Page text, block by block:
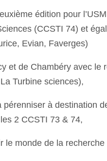
édition pour
(CCSTI 74) et
Evian, Faverges)
et de Chambéry avec le
Turbine sciences),
pérenniser à destination
2 CCSTI 73 & 74,
le monde de la